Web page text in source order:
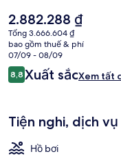
Nhân viên nhiệt tình và
lòng du khách.
Giá
hiện
tại
là
2.882.288 ₫
2.882.288 ₫
Tổng 3.666.604 ₫
bao gồm thuế & phí
07/09 - 08/09
Nhận
xét
8,88,8 trên 10,
Xuất sắcXem tất
Tiện nghi, dịch
Hồ bơi